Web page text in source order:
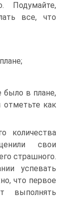
Подумайте,
все, что
было в плане,
как
количества
свои
страшного.
успевать
что первое
выполнять